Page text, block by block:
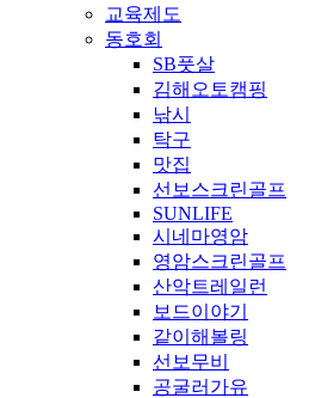
교육제도
동호회
SB풋살
김해오토캠핑
낚시
탁구
맛집
선보스크린골프
SUNLIFE
시네마영암
영암스크린골프
산악트레일런
보드이야기
같이해볼링
선보무비
공굴러가유